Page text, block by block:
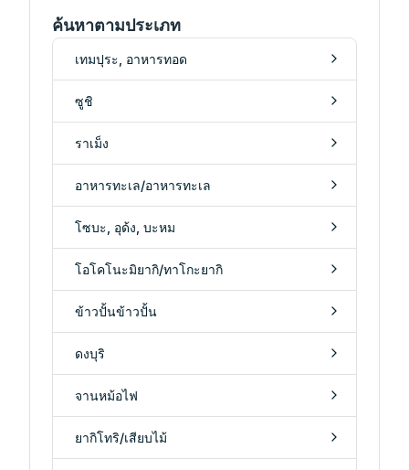
ค้นหาตามประเภท
เทมปุระ, อาหารทอด
ซูชิ
ราเม็ง
อาหารทะเล/อาหารทะเล
โซบะ, อุด้ง, บะหม
โอโคโนะมิยากิ/ทาโกะยากิ
ข้าวปั้นข้าวปั้น
ดงบุริ
จานหม้อไฟ
ยากิโทริ/เสียบไม้